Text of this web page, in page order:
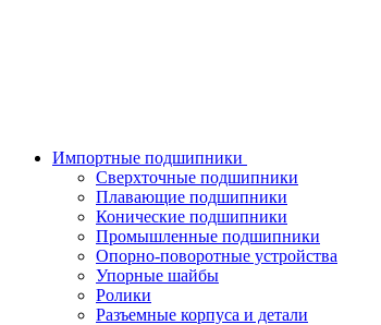
Импортные подшипники
Сверхточные подшипники
Плавающие подшипники
Конические подшипники
Промышленные подшипники
Опорно-поворотные устройства
Упорные шайбы
Ролики
Разъемные корпуса и детали